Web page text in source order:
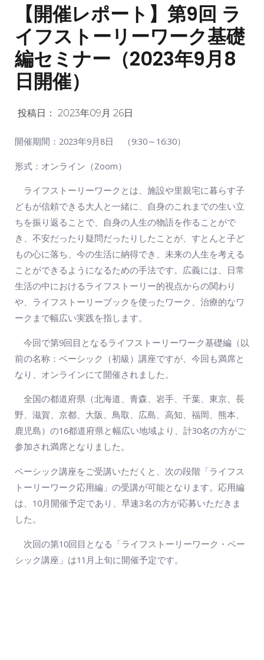
【開催レポート】第9回 ラ
イフストーリーワーク基礎
編セミナー（2023年9月8
日開催）
投稿日： 2023年09月 26日
開催期間：2023年9月8日 （9:30～16:30）
形式：オンライン（Zoom）
ライフストーリーワークとは、施設や里親宅に暮らす子
どもが信頼できる大人と一緒に、自身のこれまでの生い立
ちを振り返ることで、自身の人生の物語を作ることがで
き、不安だったり疑問だったりしたことが、すとんと子ど
もの心に落ち、今の生活に納得でき、未来の人生を考える
ことができるようになるための手法です。広義には、日常
生活の中におけるライフストーリー的視点からの関わり
や、ライフストーリーブックを使ったワーク、治療的なワ
ークまで幅広い実践を指します。
今回で第9回目となるライフストーリーワーク基礎編（以
前の名称：ベーシック（初級）講座ですが、今回も満席と
なり、オンラインにて開催されました。
全国の都道府県（北海道、青森、岩手、千葉、東京、長
野、滋賀、京都、大阪、鳥取、広島、高知、福岡、熊本、
鹿児島）の16都道府県と幅広い地域より、計30名の方がご
参加され満席となりました。
ベーシック講座をご受講いただくと、次の段階「ライフス
トーリーワーク応用編」の受講が可能となります。応用編
は、10月開催予定であり、早速3名の方が応募いただきま
した。
次回の第10回目となる「ライフストーリーワーク・ベー
シック講座」は11月上旬に開催予定です。